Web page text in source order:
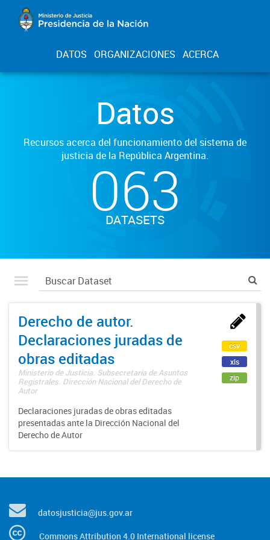
DATOS ORGANIZACIONES ACERCA
Datos
Recursos acerca del funcionamiento del sistema de
justicia de la República Argentina.
063
DATASETS
Derecho de autor.
Declaraciones juradas de
obras editadas
Ministerio de Justicia. Subsecretaría de Asuntos
Registrales. Dirección Nacional del Derecho de
Autor
Declaraciones juradas de obras editadas
presentadas ante la Dirección Nacional del
Derecho de Autor
csv
xls
zip
datosjusticia@jus.gov.ar
Commons Attribution 4.0 International license